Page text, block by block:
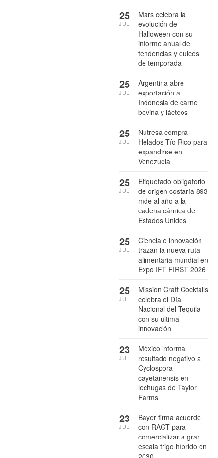
Mars celebra la
evolución de
Halloween con su
informe anual de
tendencias y dulces
de temporada
25
JUL
Argentina abre
exportación a
Indonesia de carne
bovina y lácteos
25
JUL
Nutresa compra
Helados Tío Rico para
expandirse en
Venezuela
25
JUL
Etiquetado obligatorio
de origen costaría 893
mde al año a la
cadena cárnica de
Estados Unidos
25
JUL
Ciencia e innovación
trazan la nueva ruta
alimentaria mundial en
Expo IFT FIRST 2026
25
JUL
Mission Craft Cocktails
celebra el Día
Nacional del Tequila
con su última
innovación
25
JUL
México informa
resultado negativo a
Cyclospora
cayetanensis en
lechugas de Taylor
Farms
23
JUL
Bayer firma acuerdo
con RAGT para
comercializar a gran
escala trigo híbrido en
23
JUL